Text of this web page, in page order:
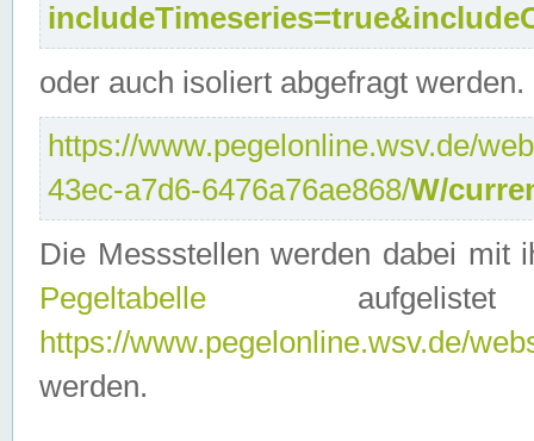
oder auch isoliert abgefragt werden.
https://www.pegelonline.wsv.de/
43ec-a7d6-6476a76ae868/W/
Die Messstellen werden dabei mit
Pegeltabelle
https://www.pegelonline.wsv.de/
werden.